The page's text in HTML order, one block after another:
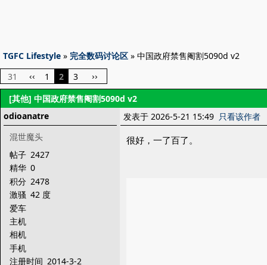
TGFC Lifestyle » 完全数码讨论区 » 中国政府禁售阉割5090d v2
31
‹‹ 1 2 3 ››
[其他] 中国政府禁售阉割5090d v2
odioanatre
混世魔头
帖子 2427
精华 0
积分 2478
激骚 42 度
爱车
主机
相机
手机
注册时间 2014-3-2
发表于 2026-5-21 15:49 只看该作者
很好，一了百了。